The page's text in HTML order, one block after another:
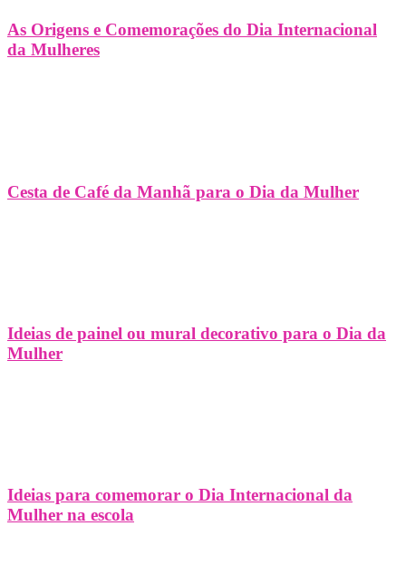
As Origens e Comemorações do Dia Internacional
da Mulheres
Cesta de Café da Manhã para o Dia da Mulher
Ideias de painel ou mural decorativo para o Dia da
Mulher
Ideias para comemorar o Dia Internacional da
Mulher na escola